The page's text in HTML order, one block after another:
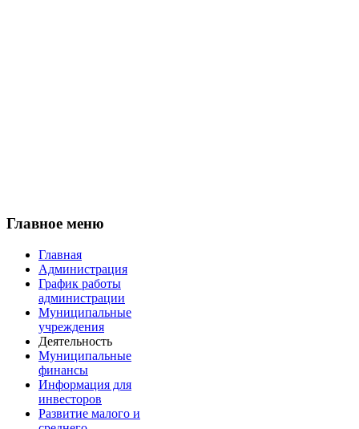
Главное меню
Главная
Администрация
График работы
администрации
Муниципальные
учреждения
Деятельность
Муниципальные
финансы
Информация для
инвесторов
Развитие малого и